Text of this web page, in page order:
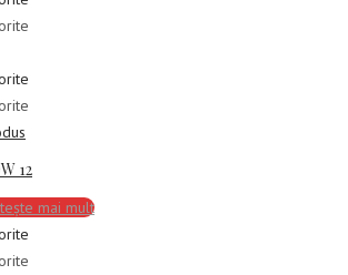
12
mai mult